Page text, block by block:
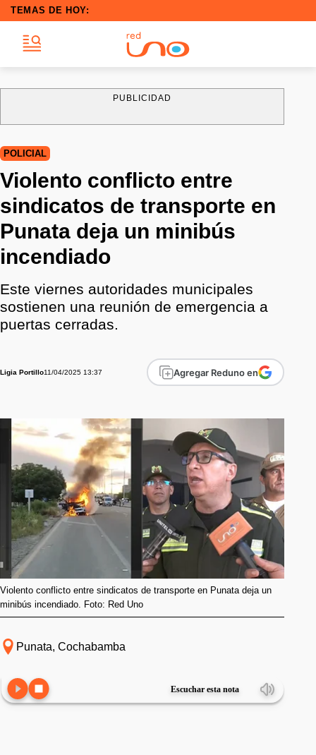
TEMAS DE HOY:
PUBLICIDAD
POLICIAL
Violento conflicto entre
sindicatos de transporte en
Punata deja un minibús
incendiado
Este viernes autoridades municipales
sostienen una reunión de emergencia a
puertas cerradas.
Ligia Portillo11/04/2025 13:37 Agregar Reduno en
Violento conflicto entre sindicatos de transporte en Punata deja un
minibús incendiado. Foto: Red Uno
Punata, Cochabamba
Escuchar esta nota